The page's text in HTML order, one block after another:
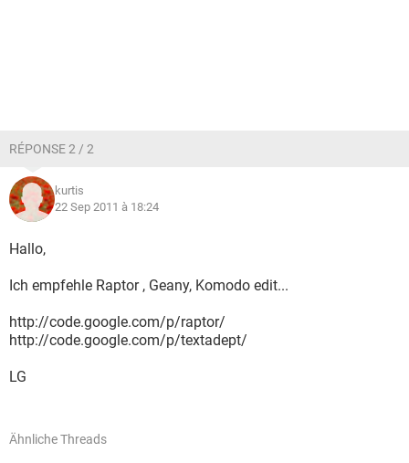
RÉPONSE 2 / 2
kurtis
22 Sep 2011 à 18:24
Hallo,
Ich empfehle Raptor , Geany, Komodo edit...
http://code.google.com/p/raptor/
http://code.google.com/p/textadept/
LG
Ähnliche Threads